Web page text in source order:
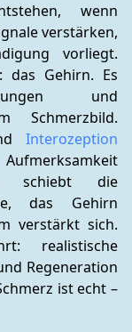
wenn
verstärken,
vorliegt.
das Gehirn. Es
und
Schmerzbild.
Interozeption
schiebt die
das Gehirn
verstärkt sich.
realistische
Regeneration
ist echt –